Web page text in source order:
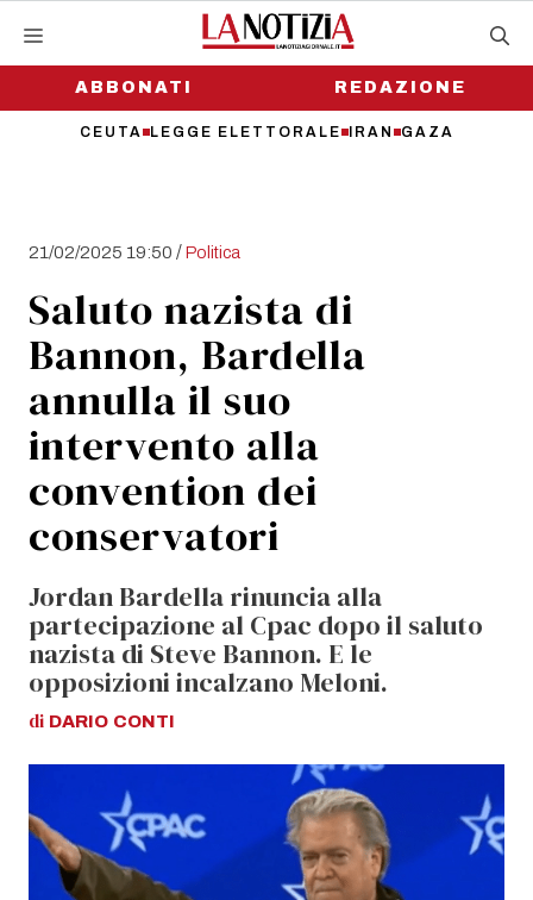
contenutoABBONATI
CEUTA LEGGE ELETTORALE IRAN GAZA
REDAZIONE
21/02/2025 19:50 /Politica
Saluto nazista di
Bannon, Bardella
annulla il suo
intervento alla
convention dei
conservatori
Jordan Bardella rinuncia alla
partecipazione al Cpac dopo il saluto
nazista di Steve Bannon. E le
opposizioni incalzano Meloni.
di DARIO CONTI